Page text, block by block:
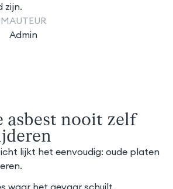
zijn.
AUTEUR
Admin
asbest nooit zelf
lijkt het eenvoudig: oude platen
waar het gevaar schuilt.